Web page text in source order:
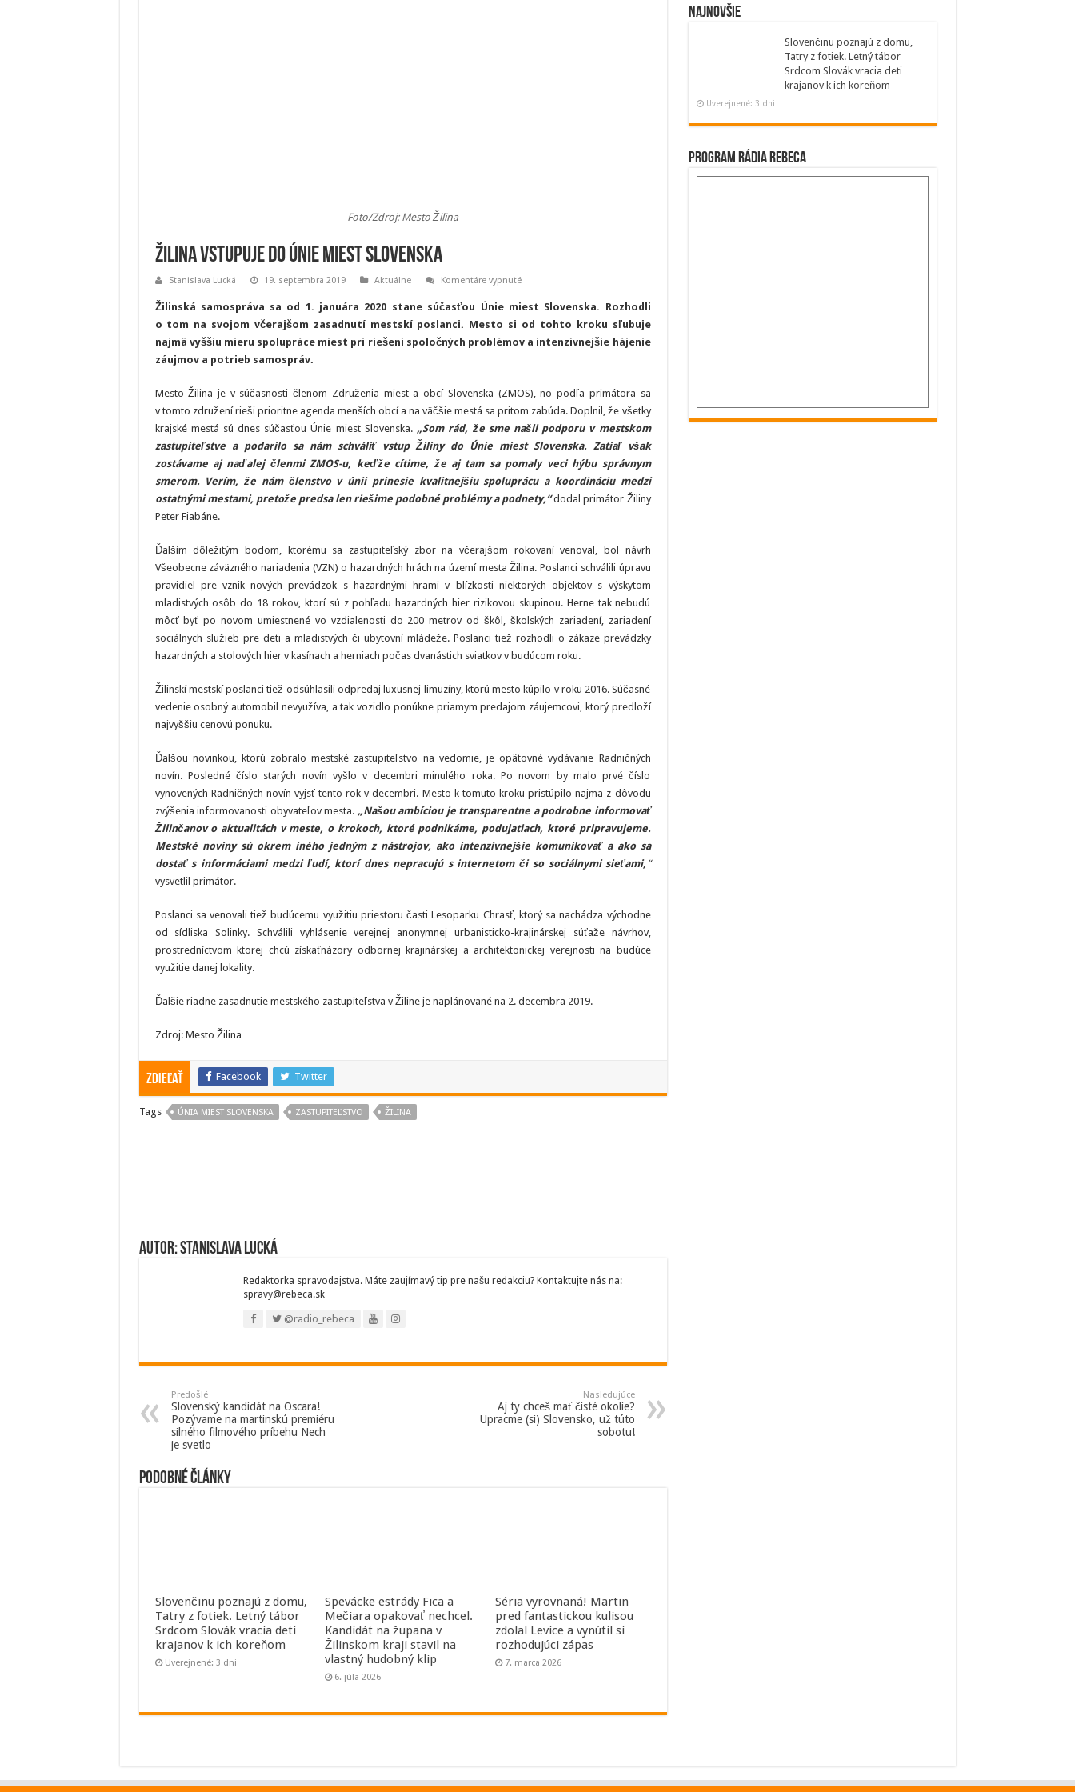
Foto/Zdroj: Mesto Žilina
Žilina vstupuje do Únie miest Slovenska
Stanislava Lucká 19. septembra 2019 Aktuálne Komentáre vypnuténa
vstupuje
do
Únie
miest
Slovenska
Žilinská samospráva sa od 1. januára 2020 stane súčasťou Únie miest Slovenska. Rozhodli
o tom na svojom včerajšom zasadnutí mestskí poslanci. Mesto si od tohto kroku sľubuje
najmä vyššiu mieru spolupráce miest pri riešení spoločných problémov a intenzívnejšie hájenie
záujmov a potrieb samospráv.
Mesto Žilina je v súčasnosti členom Združenia miest a obcí Slovenska (ZMOS), no podľa primátora sa
v tomto združení rieši prioritne agenda menších obcí a na väčšie mestá sa pritom zabúda. Doplnil, že všetky
krajské mestá sú dnes súčasťou Únie miest Slovenska. „Som rád, že sme našli podporu v mestskom
zastupiteľstve a podarilo sa nám schváliť vstup Žiliny do Únie miest Slovenska. Zatiaľ však
zostávame aj naďalej členmi ZMOS-u, keďže cítime, že aj tam sa pomaly veci hýbu správnym
smerom. Verím, že nám členstvo v únii prinesie kvalitnejšiu spoluprácu a koordináciu medzi
ostatnými mestami, pretože predsa len riešime podobné problémy a podnety,“ dodal primátor Žiliny
Peter Fiabáne.
Ďalším dôležitým bodom, ktorému sa zastupiteľský zbor na včerajšom rokovaní venoval, bol návrh
Všeobecne záväzného nariadenia (VZN) o hazardných hrách na území mesta Žilina. Poslanci schválili úpravu
pravidiel pre vznik nových prevádzok s hazardnými hrami v blízkosti niektorých objektov s výskytom
mladistvých osôb do 18 rokov, ktorí sú z pohľadu hazardných hier rizikovou skupinou. Herne tak nebudú
môcť byť po novom umiestnené vo vzdialenosti do 200 metrov od škôl, školských zariadení, zariadení
sociálnych služieb pre deti a mladistvých či ubytovní mládeže. Poslanci tiež rozhodli o zákaze prevádzky
hazardných a stolových hier v kasínach a herniach počas dvanástich sviatkov v budúcom roku.
Žilinskí mestskí poslanci tiež odsúhlasili odpredaj luxusnej limuzíny, ktorú mesto kúpilo v roku 2016. Súčasné
vedenie osobný automobil nevyužíva, a tak vozidlo ponúkne priamym predajom záujemcovi, ktorý predloží
najvyššiu cenovú ponuku.
Ďalšou novinkou, ktorú zobralo mestské zastupiteľstvo na vedomie, je opätovné vydávanie Radničných
novín. Posledné číslo starých novín vyšlo v decembri minulého roka. Po novom by malo prvé číslo
vynovených Radničných novín vyjsť tento rok v decembri. Mesto k tomuto kroku pristúpilo najmä z dôvodu
zvýšenia informovanosti obyvateľov mesta. „Našou ambíciou je transparentne a podrobne informovať
Žilinčanov o aktualitách v meste, o krokoch, ktoré podnikáme, podujatiach, ktoré pripravujeme.
Mestské noviny sú okrem iného jedným z nástrojov, ako intenzívnejšie komunikovať a ako sa
dostať s informáciami medzi ľudí, ktorí dnes nepracujú s internetom či so sociálnymi sieťami, “
vysvetlil primátor.
Poslanci sa venovali tiež budúcemu využitiu priestoru časti Lesoparku Chrasť, ktorý sa nachádza východne
od sídliska Solinky. Schválili vyhlásenie verejnej anonymnej urbanisticko-krajinárskej súťaže návrhov,
prostredníctvom ktorej chcú získaťnázory odbornej krajinárskej a architektonickej verejnosti na budúce
využitie danej lokality.
Ďalšie riadne zasadnutie mestského zastupiteľstva v Žiline je naplánované na 2. decembra 2019.
Zdroj: Mesto Žilina
Zdieľať Facebook Twitter
Tags ÚNIA MIEST SLOVENSKA ZASTUPITEĽSTVO ŽILINA
Autor: Stanislava Lucká
Redaktorka spravodajstva. Máte zaujímavý tip pre našu redakciu? Kontaktujte nás na:
spravy@rebeca.sk
@radio_rebeca
Predošlé
Slovenský kandidát na Oscara!
Pozývame na martinskú premiéru
silného filmového príbehu Nech
je svetlo
Nasledujúce
Aj ty chceš mať čisté okolie?
Upracme (si) Slovensko, už túto
sobotu!
Podobné články
Slovenčinu poznajú z domu,
Tatry z fotiek. Letný tábor
Srdcom Slovák vracia deti
krajanov k ich koreňom
Uverejnené: 3 dni
Spevácke estrády Fica a
Mečiara opakovať nechcel.
Kandidát na župana v
Žilinskom kraji stavil na
vlastný hudobný klip
6. júla 2026
Séria vyrovnaná! Martin
pred fantastickou kulisou
zdolal Levice a vynútil si
rozhodujúci zápas
7. marca 2026
Najnovšie
Slovenčinu poznajú z domu,
Tatry z fotiek. Letný tábor
Srdcom Slovák vracia deti
krajanov k ich koreňom
Uverejnené: 3 dni
Program Rádia Rebeca